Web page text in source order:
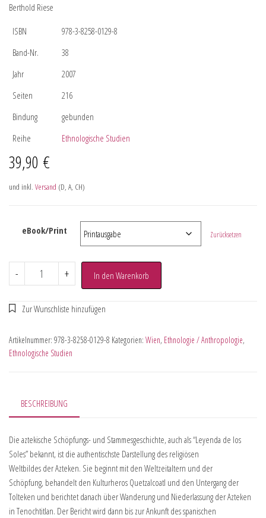
Berthold Riese
ISBN
978-3-8258-0129-8
Band-Nr.
38
Jahr
2007
Seiten
216
Bindung
gebunden
Reihe
Ethnologische Studien
39,90 €
und inkl. Versand (D, A, CH)
eBook/Print Zurücksetzen
- + In den Warenkorb
Artikelnummer: 978-3-8258-0129-8 Kategorien: Wien, Ethnologie / Anthropologie,
Ethnologische Studien
BESCHREIBUNG
Die aztekische Schöpfungs- und Stammesgeschichte, auch als “Leyenda de los
Soles” bekannt, ist die authentischste Darstellung des religiösen
Weltbildes der Azteken. Sie beginnt mit den Weltzeitaltern und der
Schöpfung, behandelt den Kulturheros Quetzalcoatl und den Untergang der
Tolteken und berichtet danach über Wanderung und Niederlassung der Azteken
in Tenochtitlan. Der Bericht wird dann bis zur Ankunft des spanischen